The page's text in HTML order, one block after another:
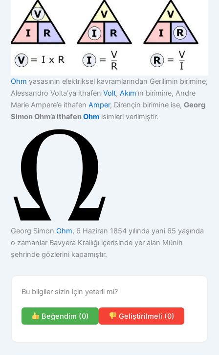
Ohm yasasının elektriksel kavramlarından Gerilimin birimine,
Alessandro Volta’ya ithafenVolt,Akım’ın birimine, Andre
Marie Ampere’e ithafenAmper, Dirençin birimine ise,Georg
Simon Ohm’a ithafenOhm isimleri verilmiştir.
Georg Simon Ohm, 6 Haziran 1854 yılında yani 65 yaşında
o zamanlar Bavyera Krallığı içerisinde yer alan Münih
şehrinde gözlerini kapamıştır.
Bu bilgiler sizin için yeterli mi?
Beğendim (0) Geliştirilmeli (0)